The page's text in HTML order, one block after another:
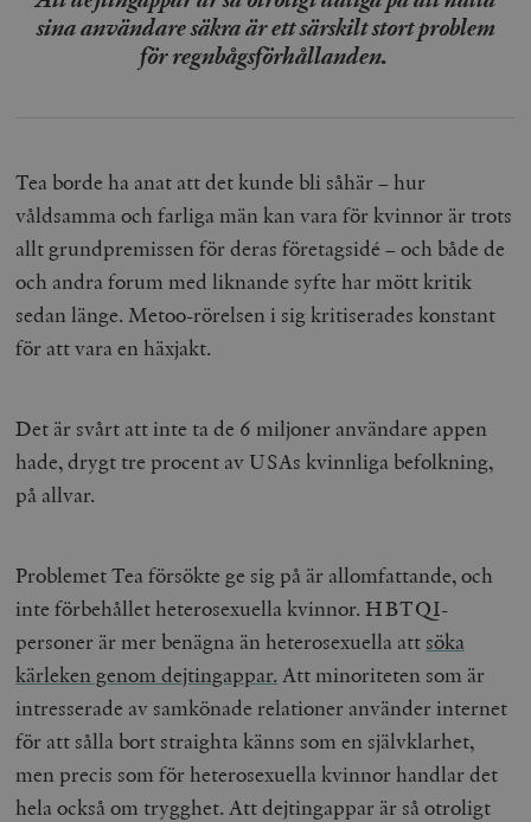
sina användare säkra är ett särskilt stort problem
för regnbågsförhållanden.
Tea borde ha anat att det kunde bli såhär – hur
våldsamma och farliga män kan vara för kvinnor är trots
allt grundpremissen för deras företagsidé – och både de
och andra forum med liknande syfte har mött kritik
sedan länge. Metoo-rörelsen i sig kritiserades konstant
för att vara en häxjakt.
Det är svårt att inte ta de 6 miljoner användare appen
hade, drygt tre procent av USAs kvinnliga befolkning,
på allvar.
Problemet Tea försökte ge sig på är allomfattande, och
inte förbehållet heterosexuella kvinnor. HBTQI-
personer är mer benägna än heterosexuella att söka
kärleken genom dejtingappar. Att minoriteten som är
intresserade av samkönade relationer använder internet
för att sålla bort straighta känns som en självklarhet,
men precis som för heterosexuella kvinnor handlar det
hela också om trygghet. Att dejtingappar är så otroligt